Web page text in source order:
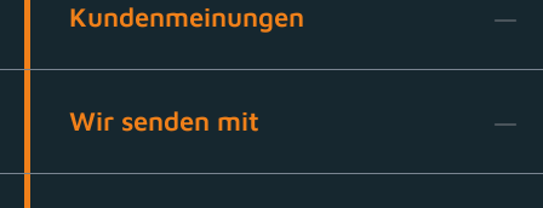
Kundenmeinungen
Wir senden mit